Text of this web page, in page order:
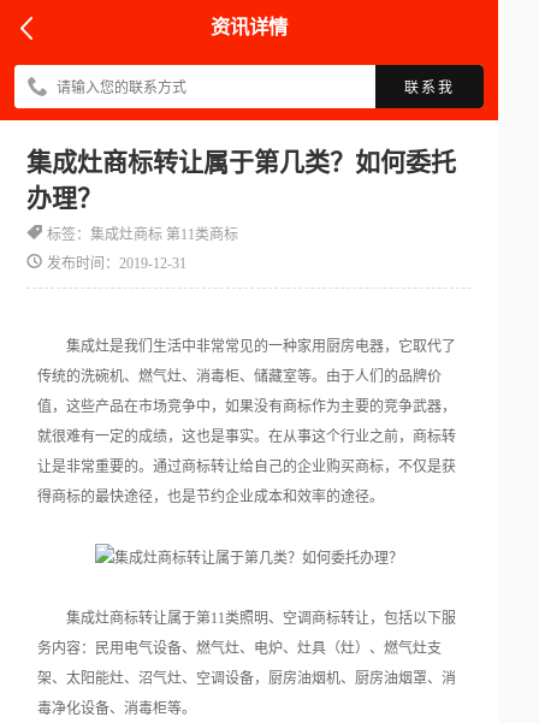
资讯详情
联系我
集成灶商标转让属于第几类？如何委托
办理？
标签：集成灶商标 第11类商标
发布时间：2019-12-31
集成灶是我们生活中非常常见的一种家用厨房电器，它取代了
传统的洗碗机、燃气灶、消毒柜、储藏室等。由于人们的品牌价
值，这些产品在市场竞争中，如果没有商标作为主要的竞争武器，
就很难有一定的成绩，这也是事实。在从事这个行业之前，商标转
让是非常重要的。通过商标转让给自己的企业购买商标，不仅是获
得商标的最快途径，也是节约企业成本和效率的途径。
集成灶商标转让属于第11类照明、空调商标转让，包括以下服
务内容：民用电气设备、燃气灶、电炉、灶具（灶）、燃气灶支
架、太阳能灶、沼气灶、空调设备，厨房油烟机、厨房油烟罩、消
毒净化设备、消毒柜等。